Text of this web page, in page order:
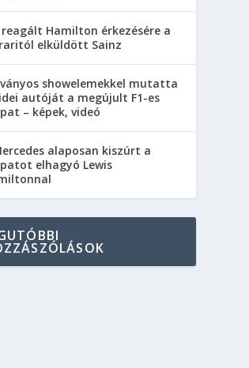
reagált Hamilton érkezésére a
elküldött Sainz
showelemekkel mutatta
autóját a megújult F1-es
– képek, videó
alaposan kiszúrt a
elhagyó Lewis